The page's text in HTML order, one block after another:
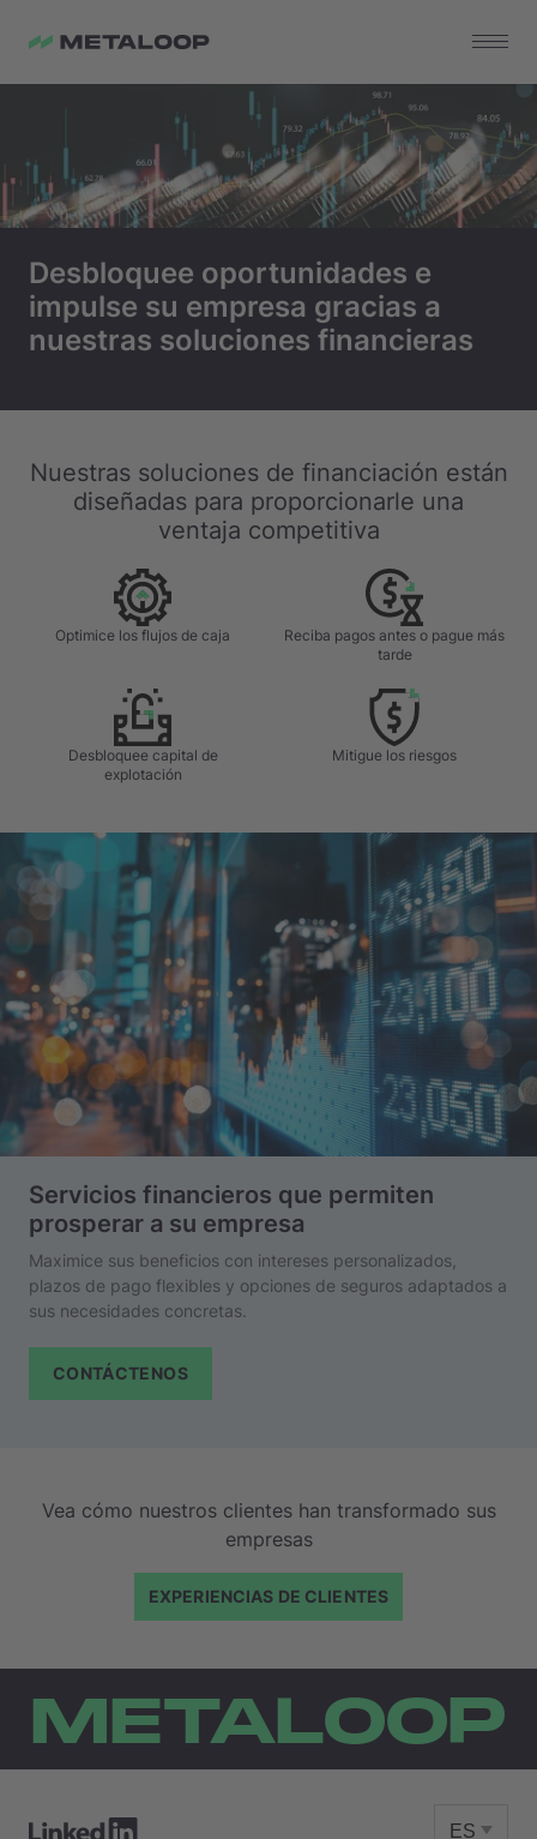
Desbloquee oportunidades e
impulse su empresa gracias a
nuestras soluciones financieras
Nuestras soluciones de financiación están
diseñadas para proporcionarle una
ventaja competitiva
Optimice los flujos de caja
Reciba pagos antes o pague más
tarde
Desbloquee capital de
explotación
Mitigue los riesgos
Servicios financieros que permiten
prosperar a su empresa
Maximice sus beneficios con intereses personalizados,
plazos de pago flexibles y opciones de seguros adaptados a
sus necesidades concretas.
CONTÁCTENOS
Vea cómo nuestros clientes han transformado sus
empresas
EXPERIENCIAS DE CLIENTES
METALOOP
ES